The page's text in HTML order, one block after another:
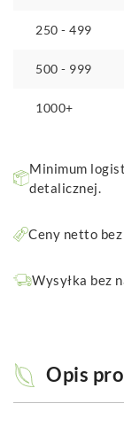
250 - 499
500 - 999
1000+
Minimum
detalicznej.
Ceny netto
Wysyłka bez
Opis